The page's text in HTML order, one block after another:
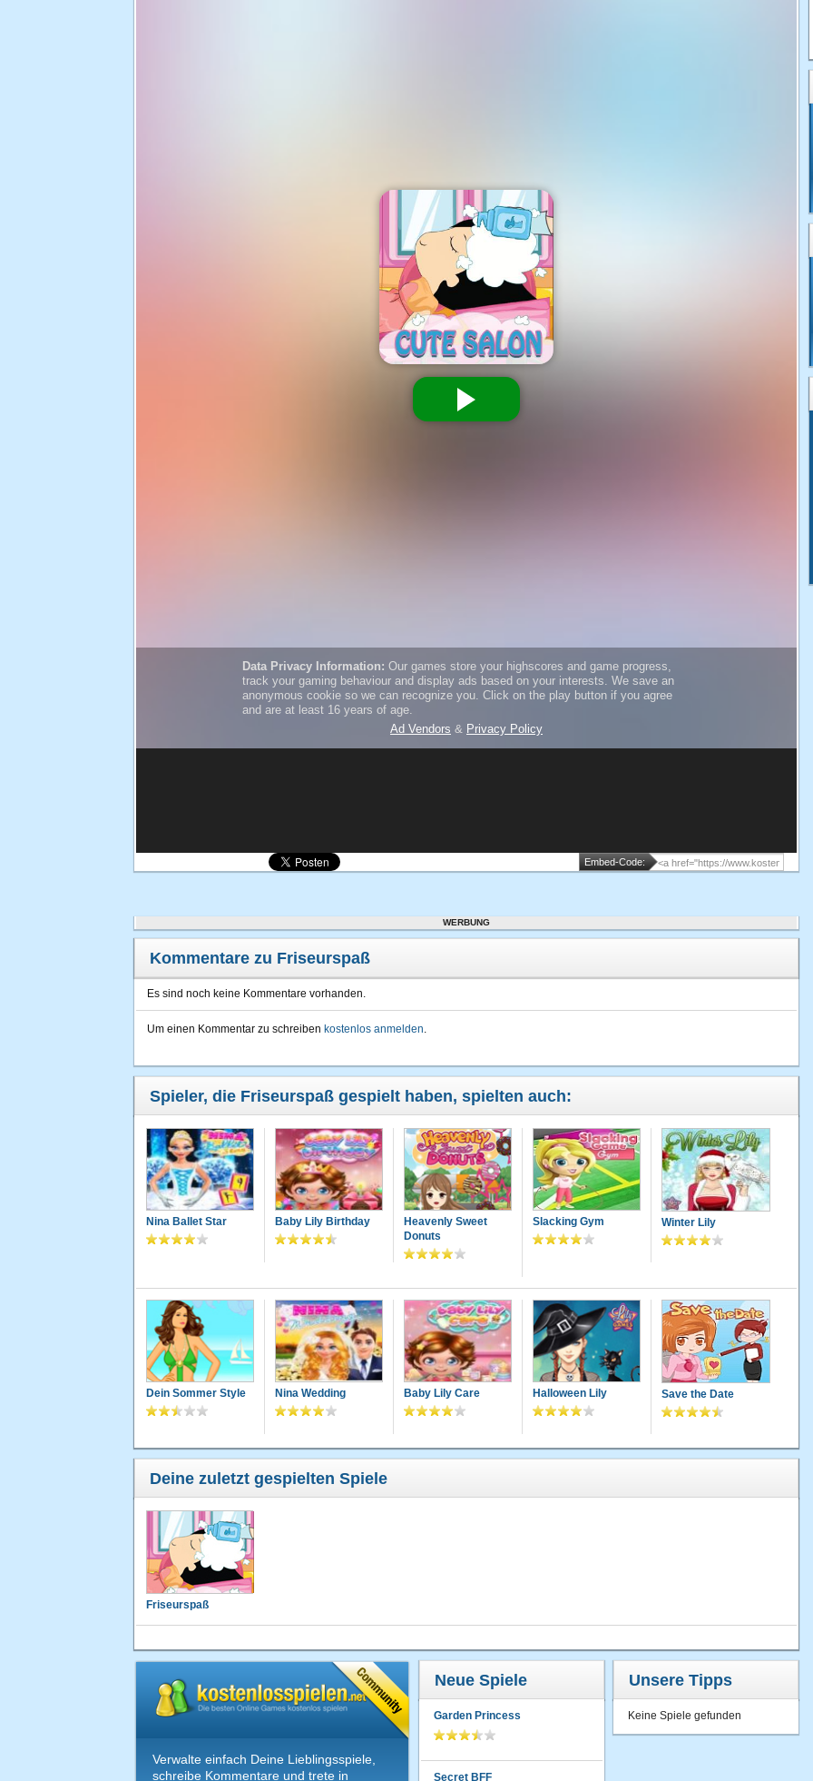
Embed-Code:
WERBUNG
Kommentare zu Friseurspaß
Es sind noch keine Kommentare vorhanden.
Um einen Kommentar zu schreiben kostenlos anmelden.
Spieler, die Friseurspaß gespielt haben, spielten auch:
Nina Ballet Star Baby Lily Birthday
Heavenly Sweet
Donuts
Slacking Gym Winter Lily
Dein Sommer Style Nina Wedding Baby Lily Care Halloween Lily Save the Date
Deine zuletzt gespielten Spiele
Friseurspaß
Verwalte einfach Deine Lieblingsspiele,
schreibe Kommentare und trete in
Neue Spiele
Garden Princess
Secret BFF
Unsere Tipps
Keine Spiele gefunden